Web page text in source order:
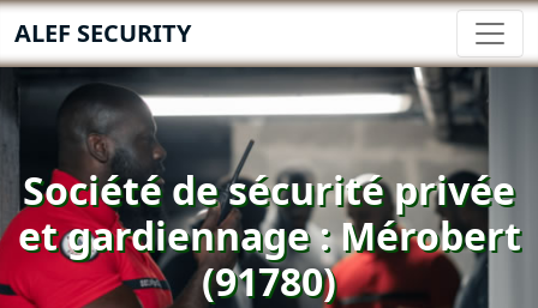
ALEF SECURITY
Société de sécurité privée
et gardiennage : Mérobert
(91780)